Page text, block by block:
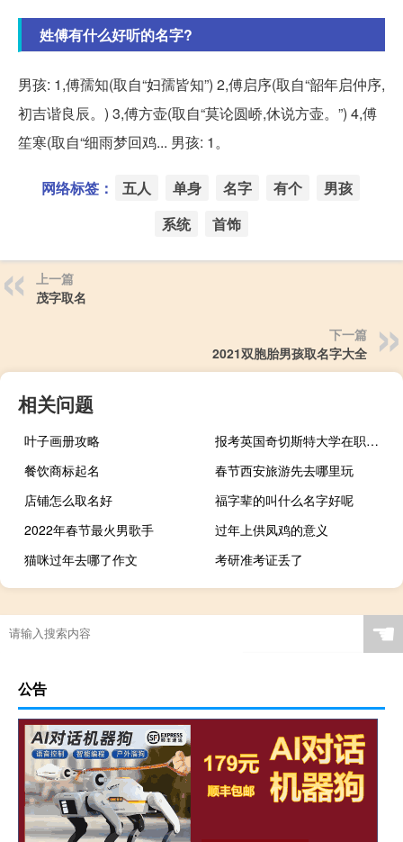
姓傅有什么好听的名字?
男孩: 1,傅孺知(取自“妇孺皆知”) 2,傅启序(取自“韶年启仲序,
初吉谐良辰。) 3,傅方壶(取自“莫论圆峤,休说方壶。”) 4,傅
笙寒(取自“细雨梦回鸡... 男孩: 1。
网络标签： 五人 单身 名字 有个
男孩
系统
首饰
上一篇
茂字取名
下一篇
2021双胞胎男孩取名字大全
相关问题
叶子画册攻略
报考英国奇切斯特大学在职研究生必须去国外学习吗
餐饮商标起名
春节西安旅游先去哪里玩
店铺怎么取名好
福字辈的叫什么名字好呢
2022年春节最火男歌手
过年上供凤鸡的意义
猫咪过年去哪了作文
考研准考证丢了
☚
公告